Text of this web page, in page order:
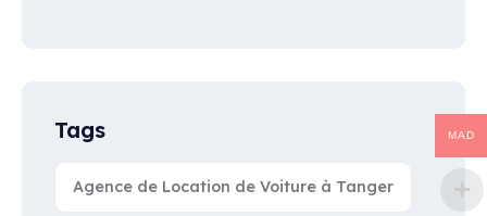
Tags
Agence de Location de Voiture à Tanger
MAD